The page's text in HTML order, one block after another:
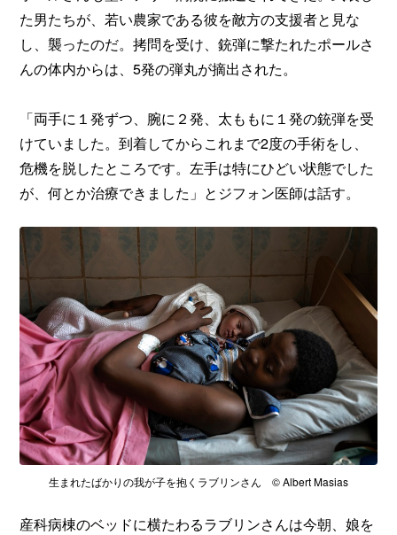
た男たちが、若い農家である彼を敵方の支援者と見な
し、襲ったのだ。拷問を受け、銃弾に撃たれたポールさ
んの体内からは、5発の弾丸が摘出された。
「両手に１発ずつ、腕に２発、太ももに１発の銃弾を受
けていました。到着してからこれまで2度の手術をし、
危機を脱したところです。左手は特にひどい状態でした
が、何とか治療できました」とジフォン医師は話す。
生まれたばかりの我が子を抱くラブリンさん © Albert Masias
産科病棟のベッドに横たわるラブリンさんは今朝、娘を